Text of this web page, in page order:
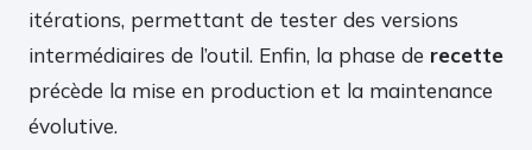
itérations, permettant de tester des versions
intermédiaires de l’outil. Enfin, la phase de recette
précède la mise en production et la maintenance
évolutive.